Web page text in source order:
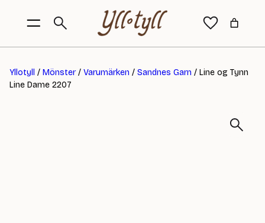
Yllotyll / Mönster/ Varumärken / Sandnes Garn / Line og Tynn
Line Dame 2207